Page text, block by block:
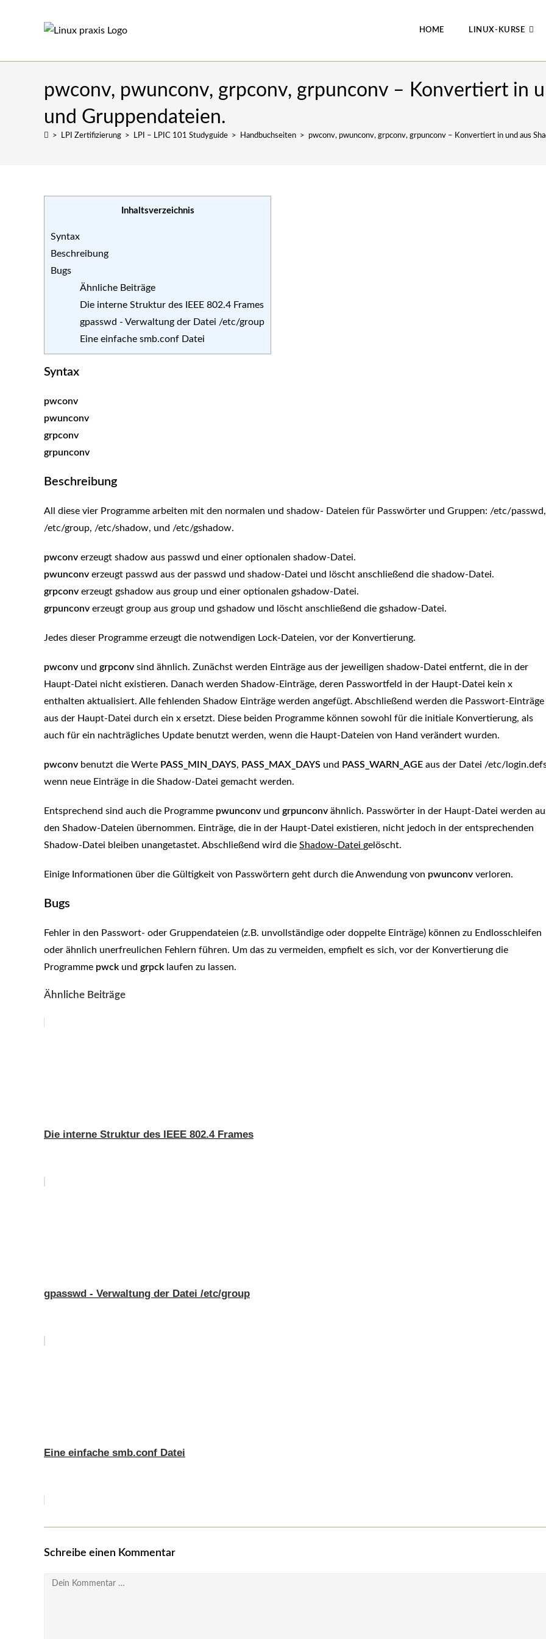
HOME LINUX-KURSE
pwconv, pwunconv, grpconv, grpunconv – Konvertiert in
und Gruppendateien.
> LPI Zertifizierung > LPI – LPIC 101 Studyguide > Handbuchseiten > pwconv, pwunconv, grpconv, grpunconv – Konvertiert in und aus
Inhaltsverzeichnis
Syntax
Beschreibung
Bugs
Ähnliche Beiträge
Die interne Struktur des IEEE 802.4 Frames
gpasswd - Verwaltung der Datei /etc/group
Eine einfache smb.conf Datei
Syntax
pwconv
pwunconv
grpconv
grpunconv
Beschreibung
All diese vier Programme arbeiten mit den normalen und shadow- Dateien für Passwörter und Gruppen: /etc/passwd,
/etc/group, /etc/shadow, und /etc/gshadow.
pwconv erzeugt shadow aus passwd und einer optionalen shadow-Datei.
pwunconv erzeugt passwd aus der passwd und shadow-Datei und löscht anschließend die shadow-Datei.
grpconv erzeugt gshadow aus group und einer optionalen gshadow-Datei.
grpunconv erzeugt group aus group und gshadow und löscht anschließend die gshadow-Datei.
Jedes dieser Programme erzeugt die notwendigen Lock-Dateien, vor der Konvertierung.
pwconv und grpconv sind ähnlich. Zunächst werden Einträge aus der jeweiligen shadow-Datei entfernt, die in der
Haupt-Datei nicht existieren. Danach werden Shadow-Einträge, deren Passwortfeld in der Haupt-Datei kein x
enthalten aktualisiert. Alle fehlenden Shadow Einträge werden angefügt. Abschließend werden die Passwort-Einträge
aus der Haupt-Datei durch ein x ersetzt. Diese beiden Programme können sowohl für die initiale Konvertierung, als
auch für ein nachträgliches Update benutzt werden, wenn die Haupt-Dateien von Hand verändert wurden.
pwconv benutzt die Werte PASS_MIN_DAYS, PASS_MAX_DAYS und PASS_WARN_AGE aus der Datei /etc/
wenn neue Einträge in die Shadow-Datei gemacht werden.
Entsprechend sind auch die Programme pwunconv und grpunconv ähnlich. Passwörter in der Haupt-Datei werden
den Shadow-Dateien übernommen. Einträge, die in der Haupt-Datei existieren, nicht jedoch in der entsprechenden
Shadow-Datei bleiben unangetastet. Abschließend wird die Shadow-Datei gelöscht.
Einige Informationen über die Gültigkeit von Passwörtern geht durch die Anwendung von pwunconv verloren.
Bugs
Fehler in den Passwort- oder Gruppendateien (z.B. unvollständige oder doppelte Einträge) können zu Endlosschleifen
oder ähnlich unerfreulichen Fehlern führen. Um das zu vermeiden, empfielt es sich, vor der Konvertierung die
Programme pwck und grpck laufen zu lassen.
Ähnliche Beiträge
Die interne Struktur des IEEE 802.4 Frames
gpasswd - Verwaltung der Datei /etc/group
Eine einfache smb.conf Datei
Schreibe einen Kommentar
Kommentar